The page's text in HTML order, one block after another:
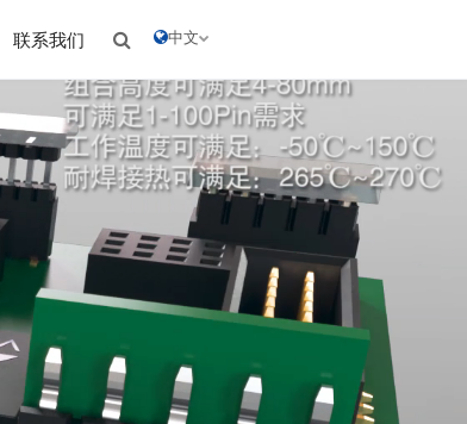
联系我们 中文